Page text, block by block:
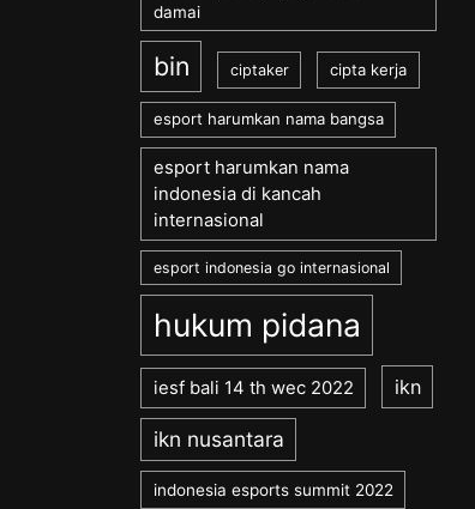
damai
bin ciptaker cipta kerja
esport harumkan nama bangsa
esport harumkan nama
indonesia di kancah
internasional
esport indonesia go internasional
hukum pidana
iesf bali 14 th wec 2022 ikn
ikn nusantara
indonesia esports summit 2022